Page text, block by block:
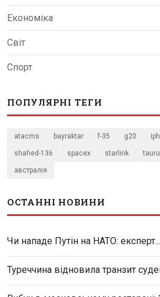
Економіка
Світ
Спорт
ПОПУЛЯРНІ ТЕГИ
atacms bayraktar f-35 g20
shahed-136 spacex starlink
австралія
ОСТАННІ НОВИНИ
Чи нападе Путін на НАТО: експерт...
Туреччина відновила транзит